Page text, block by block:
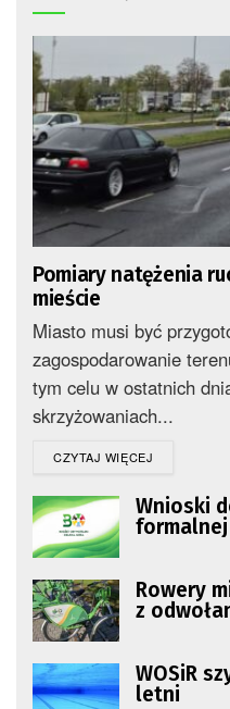
Pomiary natężenia
mieście
Miasto musi być
zagospodarowanie
tym celu w ostatnich
skrzyżowaniach...
CZYTAJ WIĘCEJ
Wnioski
formalnej
Rowery
z
WOSiR
letni